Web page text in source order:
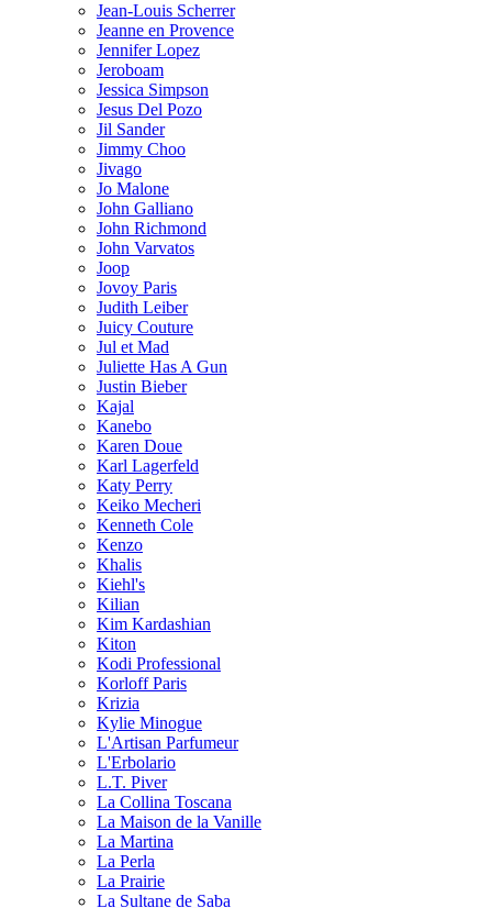
Jean-Louis Scherrer
Jeanne en Provence
Jennifer Lopez
Jeroboam
Jessica Simpson
Jesus Del Pozo
Jil Sander
Jimmy Choo
Jivago
Jo Malone
John Galliano
John Richmond
John Varvatos
Joop
Jovoy Paris
Judith Leiber
Juicy Couture
Jul et Mad
Juliette Has A Gun
Justin Bieber
Kajal
Kanebo
Karen Doue
Karl Lagerfeld
Katy Perry
Keiko Mecheri
Kenneth Cole
Kenzo
Khalis
Kiehl's
Kilian
Kim Kardashian
Kiton
Kodi Professional
Korloff Paris
Krizia
Kylie Minogue
L'Artisan Parfumeur
L'Erbolario
L.T. Piver
La Collina Toscana
La Maison de la Vanille
La Martina
La Perla
La Prairie
La Sultane de Saba